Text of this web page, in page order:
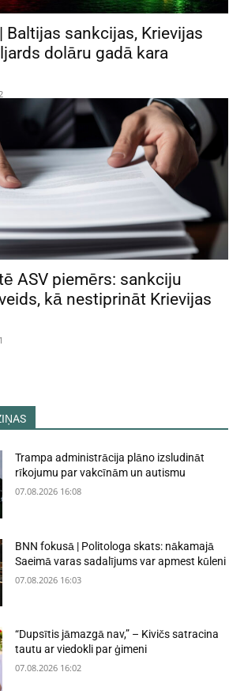
Baltijas sankcijas, Krievijas
dolāru gadā kara
ASV piemērs: sankciju
kā nestiprināt Krievijas
Trampa administrācija plāno izsludināt
rīkojumu par vakcīnām un autismu
07.08.2026 16:08
BNN fokusā | Politologa skats: nākamajā
Saeimā varas sadalījums var apmest kūleni
07.08.2026 16:03
“Dupsītis jāmazgā nav,” – Kivičs satracina
tautu ar viedokli par ģimeni
07.08.2026 16:02